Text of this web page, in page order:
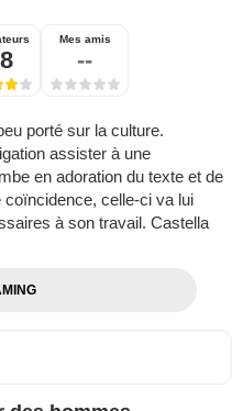
Mes amis
--
porté sur la culture.
assister à une
en adoration du texte et de
coïncidence, celle-ci va lui
à son travail. Castella